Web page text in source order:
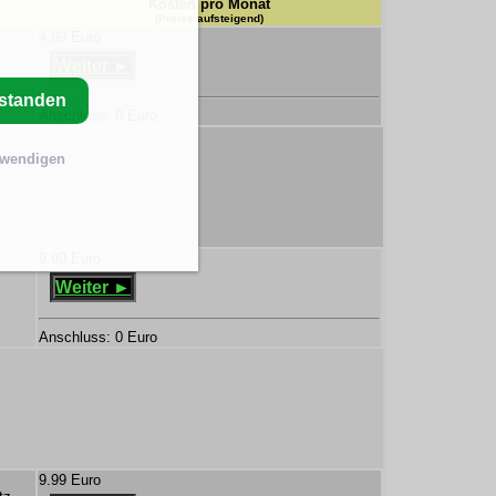
Kosten pro Monat
(Preise aufsteigend)
Anschluss: 0 Euro
Weiter ►
Anschluss: 0 Euro
9.99 Euro